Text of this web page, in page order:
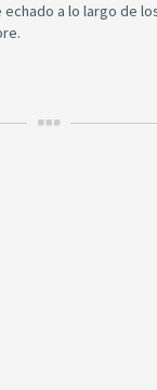
a lo largo de